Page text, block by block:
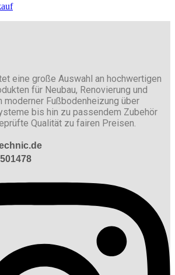
eine große Auswahl an hochwertigen
für Neubau, Renovierung und
moderner Fußbodenheizung über
bis hin zu passendem Zubehör
Qualität zu fairen Preisen.